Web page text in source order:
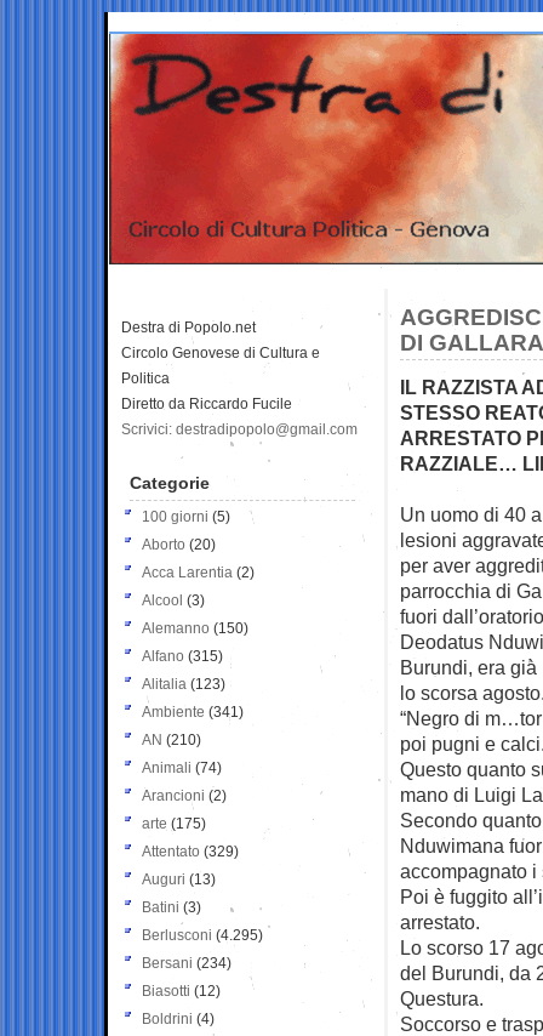
DI
IL RAZZISTA
STESSO
ARRESTATO
RAZZIALE…
Un uomo di 40
lesioni
per aver
parrocchia di
fuori
Deodatus
Burundi, era
lo scorsa
“Negro di
poi pugni e
Questo quanto
mano di Luigi
Secondo
Nduwimana
accompagnato i
Poi è fuggito
arrestato.
Lo scorso 17
del Burundi, da
Questura.
Soccorso e
Destra di Popolo.net
Circolo Genovese di Cultura e
Politica
Diretto da Riccardo Fucile
Scrivici: destradipopolo@gmail.com
Categorie
100 giorni (5)
Aborto (20)
Acca Larentia (2)
Alcool (3)
Alemanno (150)
Alfano (315)
Alitalia (123)
Ambiente (341)
AN (210)
Animali (74)
Arancioni (2)
arte (175)
Attentato (329)
Auguri (13)
Batini (3)
Berlusconi (4.295)
Bersani (234)
Biasotti (12)
Boldrini (4)